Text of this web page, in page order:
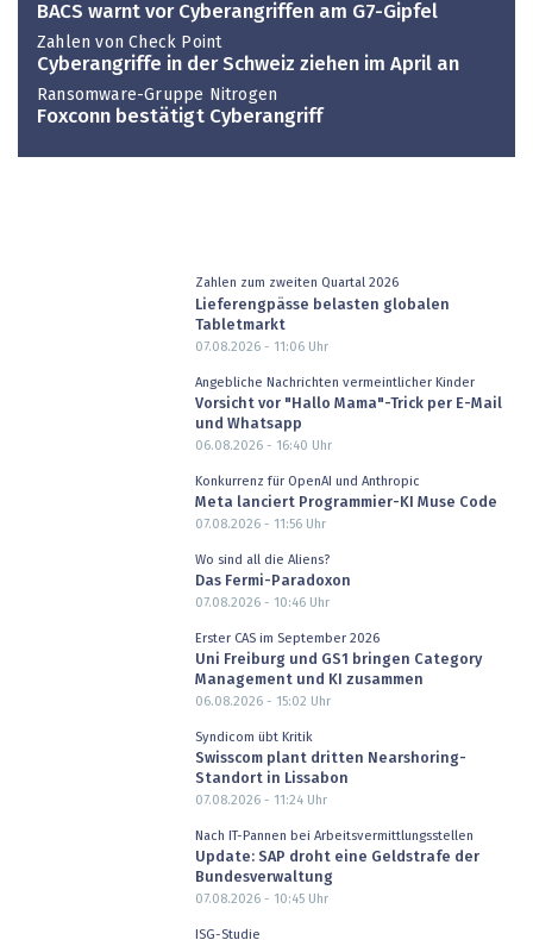
BACS warnt vor Cyberangriffen am G7-Gipfel
Zahlen von Check Point
Cyberangriffe in der Schweiz ziehen im April an
Ransomware-Gruppe Nitrogen
Foxconn bestätigt Cyberangriff
Zahlen zum zweiten Quartal 2026
Lieferengpässe belasten globalen
Tabletmarkt
07.08.2026 - 11:06Uhr
Angebliche Nachrichten vermeintlicher Kinder
Vorsicht vor "Hallo Mama"-Trick per E-Mail
und Whatsapp
06.08.2026 - 16:40 Uhr
Konkurrenz für OpenAI und Anthropic
Meta lanciert Programmier-KI Muse Code
07.08.2026 - 11:56Uhr
Wo sind all die Aliens?
Das Fermi-Paradoxon
07.08.2026 - 10:46Uhr
Erster CAS im September 2026
Uni Freiburg und GS1 bringen Category
Management und KI zusammen
06.08.2026 - 15:02 Uhr
Syndicom übt Kritik
Swisscom plant dritten Nearshoring-
Standort in Lissabon
07.08.2026 - 11:24Uhr
Nach IT-Pannen bei Arbeitsvermittlungsstellen
Update: SAP droht eine Geldstrafe der
Bundesverwaltung
07.08.2026 - 10:45Uhr
ISG-Studie